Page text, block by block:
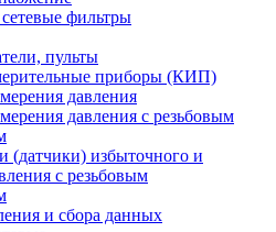
фильтры
пульты
приборы (КИП)
давления
давления с резьбовым
(датчики) избыточного и
с резьбовым
и сбора данных